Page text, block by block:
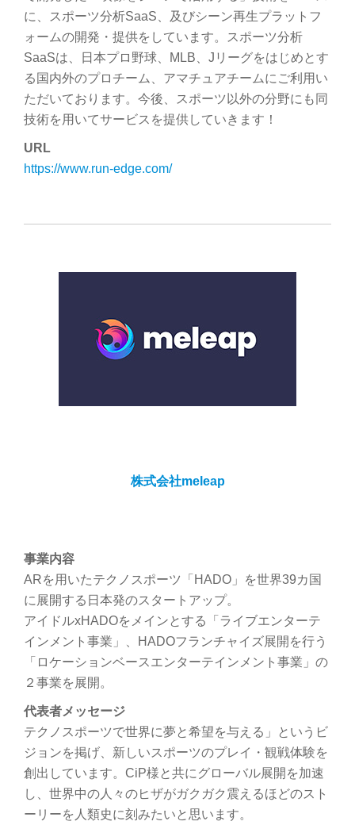
に、スポーツ分析SaaS、及びシーン再生プラットフ
ォームの開発・提供をしています。スポーツ分析
SaaSは、日本プロ野球、MLB、Jリーグをはじめとす
る国内外のプロチーム、アマチュアチームにご利用い
ただいております。今後、スポーツ以外の分野にも同
技術を用いてサービスを提供していきます！
URL
https://www.run-edge.com/
株式会社meleap
事業内容
ARを用いたテクノスポーツ「HADO」を世界39カ国
に展開する日本発のスタートアップ。
アイドルxHADOをメインとする「ライブエンターテ
インメント事業」、HADOフランチャイズ展開を行う
「ロケーションベースエンターテインメント事業」の
２事業を展開。
代表者メッセージ
テクノスポーツで世界に夢と希望を与える」というビ
ジョンを掲げ、新しいスポーツのプレイ・観戦体験を
創出しています。CiP様と共にグローバル展開を加速
し、世界中の人々のヒザがガクガク震えるほどのスト
ーリーを人類史に刻みたいと思います。